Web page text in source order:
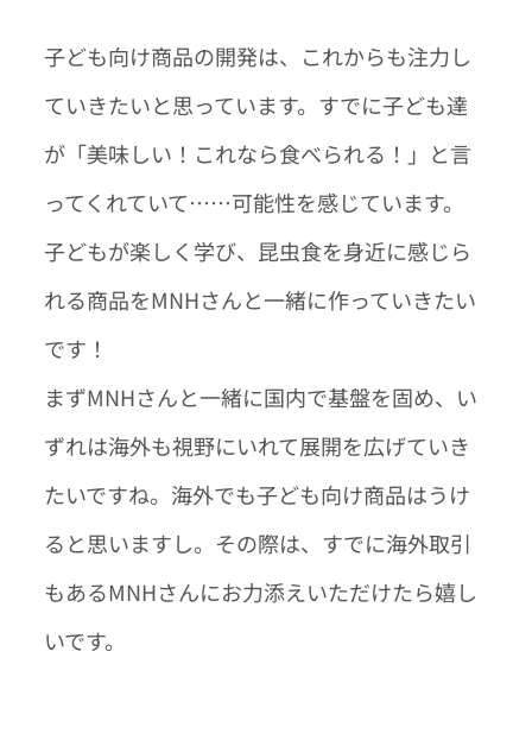
子ども向け商品の開発は、これからも注力し
ていきたいと思っています。すでに子ども達
が「美味しい！これなら食べられる！」と言
ってくれていて……可能性を感じています。
子どもが楽しく学び、昆虫食を身近に感じら
れる商品をMNHさんと一緒に作っていきたい
です！
まずMNHさんと一緒に国内で基盤を固め、い
ずれは海外も視野にいれて展開を広げていき
たいですね。海外でも子ども向け商品はうけ
ると思いますし。その際は、すでに海外取引
もあるMNHさんにお力添えいただけたら嬉し
いです。